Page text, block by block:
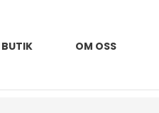
BUTIK OM OSS